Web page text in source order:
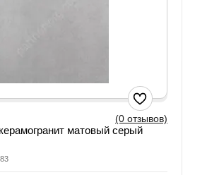
(0 отзывов)
матовый серый